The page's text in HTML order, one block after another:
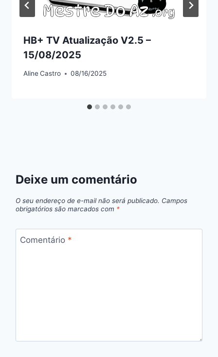
HB+ TV Atualização V2.5 –
15/08/2025
AlineCastro 08/16/2025
Deixe um comentário
O seu endereço de e-mail não será publicado. Campos
obrigatórios são marcados com *
Comentário *